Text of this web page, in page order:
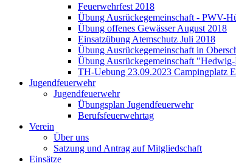
Feuerwehrfest 2018
Übung Ausrückegemeinschaft - PWV-
Übung offenes Gewässer August 2018
Einsatzübung Atemschutz Juli 2018
Übung Ausrückegemeinschaft in
Übung Ausrückegemeinschaft
TH-Uebung 23.09.2023 Campingplatz
Jugendfeuerwehr
Jugendfeuerwehr
Übungsplan Jugendfeuerwehr
Berufsfeuerwehrtag
Verein
Über uns
Satzung und Antrag auf Mitgliedschaft
Einsätze